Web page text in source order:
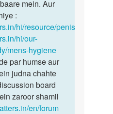
mein. Aur
:
hi/resource/penis
hi/our-
mens-hygiene
par humse aur
judna chahte
board
zaroor shamil
en/forum